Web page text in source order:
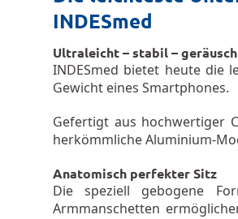
INDESmed
Ultraleicht – stabil –
INDESmed bietet heute die
Gewicht eines Smartphones.
Gefertigt aus hochwertiger
herkömmliche Aluminium-
Anatomisch perfekter Sitz
Die speziell gebogene
Armmanschetten